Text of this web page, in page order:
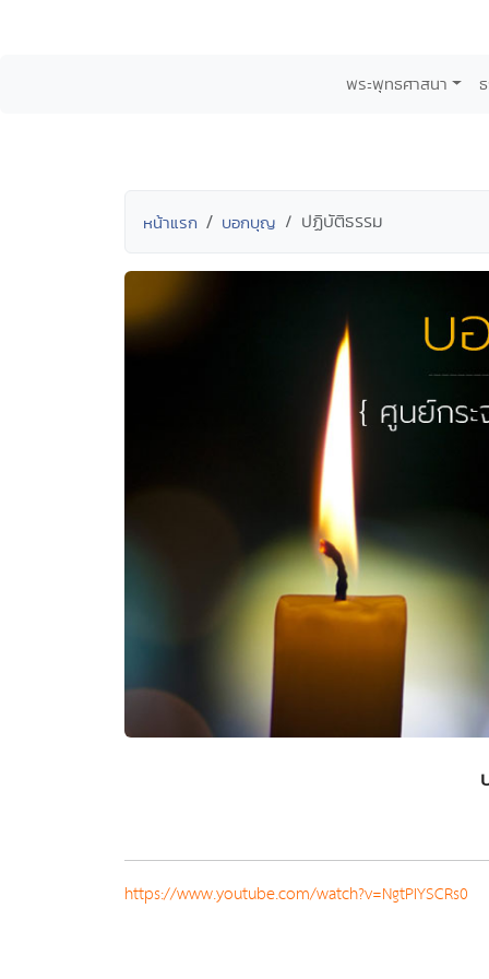
พระพุทธศาสนา
หน้าแรก บอกบุญ ปฏิบัติธรรม
https://www.youtube.com/watch?v=NgtPIYSCRs0